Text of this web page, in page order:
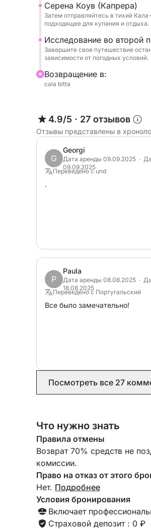
Серена Коув (Капрера)
Затем отправляйтесь в тихий
подходящее для купания и отдыха.
Исследование во второй
Завершите свое путешествие
зависимости от погодных условий.
Bозвращение в:
cala bitta
4.9/5 · 27 отзывов
Отзывы представлены в
G
Georgi
Дата аренды 09.09.2025 ·
09.09.2025
Переведено с und
.
P
Paula
Дата аренды 08.08.2025 ·
18.08.2025
Переведено с Португальский
Все было замечательно!
Посмотреть все 27
Что нужно знать
Правила отмены
Возврат 70% средств не
комиссии.
Право на отказ от этого
Нет. Подробнее
Условия бронирования
Включает
Страховой депозит : 0 ₽